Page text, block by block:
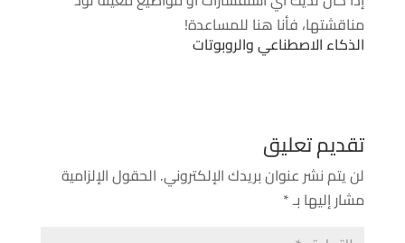
مناقشتها، فأنا هنا للمساعدة!
الذكاء الاصطناعي والروبوتات
تقديم تعليق
لن يتم نشر عنوان بريدك الإلكتروني. الحقول الإلزامية
مشار إليها بـ*